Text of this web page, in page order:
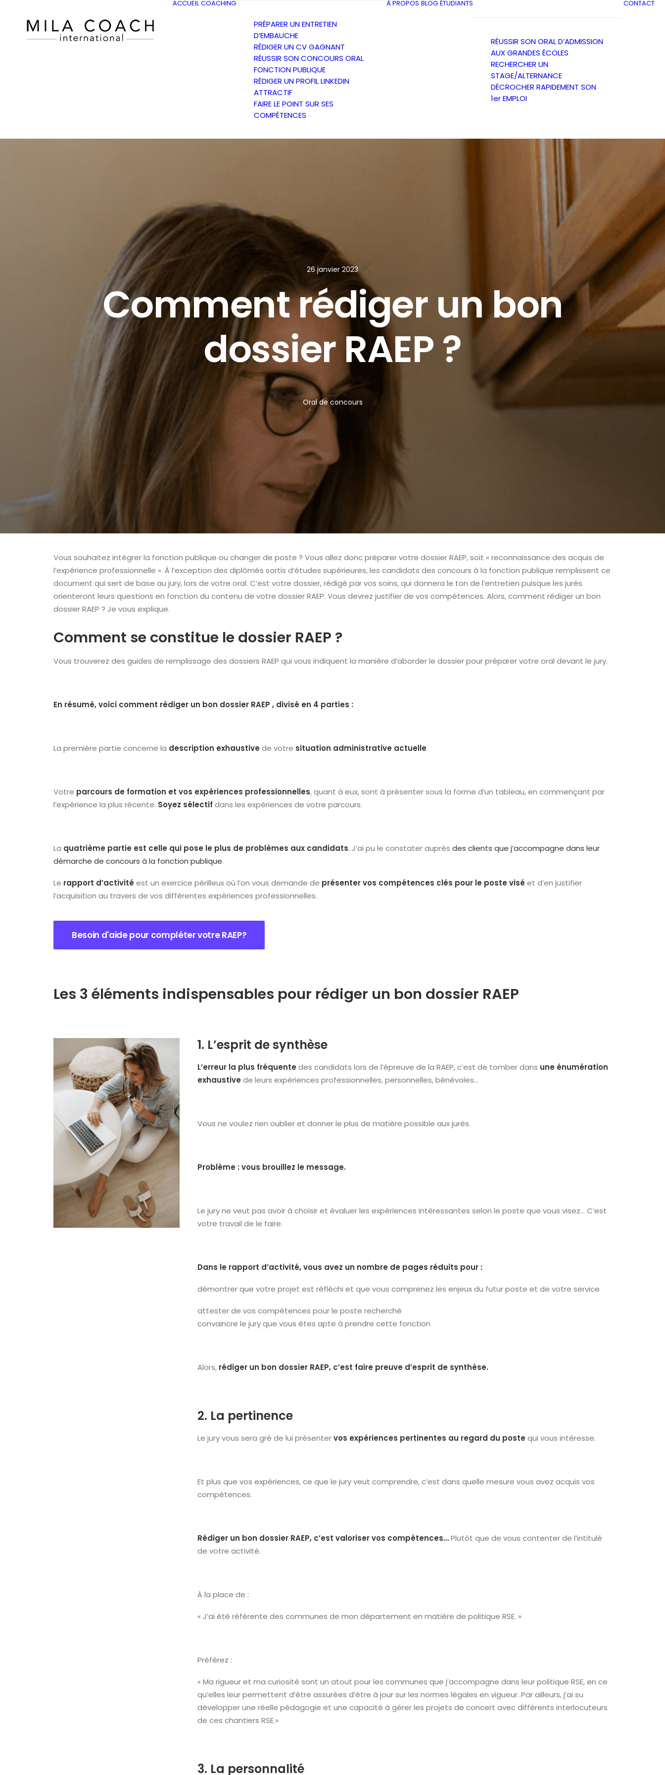
ACCUEIL COACHING
PRÉPARER UN ENTRETIEN
D’EMBAUCHE
RÉDIGER UN CV GAGNANT
RÉUSSIR SON CONCOURS ORAL
FONCTION PUBLIQUE
RÉDIGER UN PROFIL LINKEDIN
ATTRACTIF
FAIRE LE POINT SUR SES
COMPÉTENCES
À PROPOS BLOG ÉTUDIANTS
RÉUSSIR SON ORAL D’ADMISSION
AUX GRANDES ÉCOLES
RECHERCHER UN
STAGE/ALTERNANCE
DÉCROCHER RAPIDEMENT SON
1er EMPLOI
CONTACT
26 janvier 2023
Comment rédiger un bon
dossier RAEP ?
Oral de concours
Vous souhaitez intégrer la fonction publique ou changer de poste ? Vous allez donc préparer votre dossier RAEP, soit « reconnaissance des acquis de
l’expérience professionnelle ». À l’exception des diplômés sortis d’études supérieures, les candidats des concours à la fonction publique remplissent ce
document qui sert de base au jury, lors de votre oral. C’est votre dossier, rédigé par vos soins, qui donnera le ton de l’entretien puisque les jurés
orienteront leurs questions en fonction du contenu de votre dossier RAEP. Vous devrez justifier de vos compétences. Alors, comment rédiger un bon
dossier RAEP ? Je vous explique.
Comment se constitue le dossier RAEP ?
Vous trouverez des guides de remplissage des dossiers RAEP qui vous indiquent la manière d’aborder le dossier pour préparer votre oral devant le jury.
En résumé, voici comment rédiger un bon dossier RAEP , divisé en 4 parties :
La première partie concerne la description exhaustive de votre situation administrative actuelle.
Votre parcours de formation et vos expériences professionnelles, quant à eux, sont à présenter sous la forme d’un tableau, en commençant par
l’expérience la plus récente. Soyez sélectif dans les expériences de votre parcours.
La quatrième partie est celle qui pose le plus de problèmes aux candidats. J’ai pu le constater auprès des clients que j’accompagne dans leur
démarche de concours à la fonction publique.
Le rapport d’activité est un exercice périlleux où l’on vous demande de présenter vos compétences clés pour le poste visé et d’en justifier
l’acquisition au travers de vos différentes expériences professionnelles.
Besoin d'aide pour compléter votre RAEP?
Les 3 éléments indispensables pour rédiger un bon dossier RAEP
1. L’esprit de synthèse
L’erreur la plus fréquente des candidats lors de l’épreuve de la RAEP, c’est de tomber dans une énumération
exhaustive de leurs expériences professionnelles, personnelles, bénévoles…
Vous ne voulez rien oublier et donner le plus de matière possible aux jurés.
Problème : vous brouillez le message.
Le jury ne veut pas avoir à choisir et évaluer les expériences intéressantes selon le poste que vous visez… C’est
votre travail de le faire.
Dans le rapport d’activité, vous avez un nombre de pages réduits pour :
démontrer que votre projet est réfléchi et que vous comprenez les enjeux du futur poste et de votre service
attester de vos compétences pour le poste recherché
convaincre le jury que vous êtes apte à prendre cette fonction
Alors, rédiger un bon dossier RAEP, c’est faire preuve d’esprit de synthèse.
2. La pertinence
Le jury vous sera gré de lui présentervos expériences pertinentes au regard du poste qui vous intéresse.
Et plus que vos expériences, ce que le jury veut comprendre, c’est dans quelle mesure vous avez acquis vos
compétences.
Rédiger un bon dossier RAEP, c’est valoriser vos compétences…Plutôt que de vous contenter de l’intitulé
de votre activité.
À la place de :
« J’ai été référente des communes de mon département en matière de politique RSE. »
Préférez :
« Ma rigueur et ma curiosité sont un atout pour les communes que j’accompagne dans leur politique RSE, en ce
qu’elles leur permettent d’être assurées d’être à jour sur les normes légales en vigueur. Par ailleurs, j’ai su
développer une réelle pédagogie et une capacité à gérer les projets de concert avec différents interlocuteurs
de ces chantiers RSE.»
3. La personnalité